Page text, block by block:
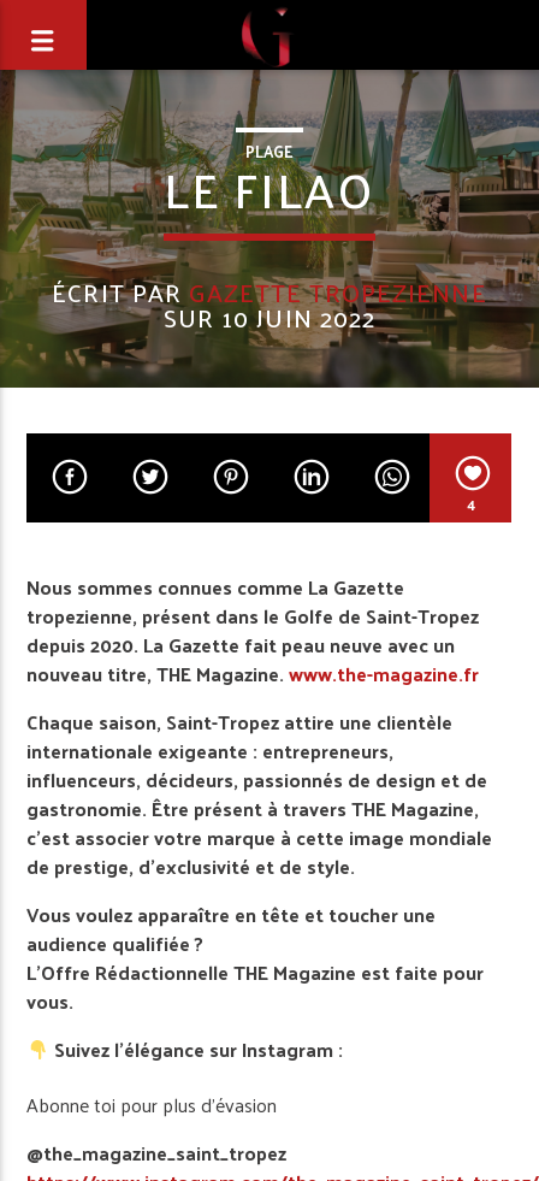
PLAGE
LE FILAO
ÉCRIT PAR GAZETTE TROPEZIENNE
SUR 10 JUIN 2022
4
Nous sommes connues comme La Gazette
tropezienne, présent dans le Golfe de Saint-Tropez
depuis 2020. La Gazette fait peau neuve avec un
nouveau titre, THE Magazine.www.the-magazine.fr
Chaque saison, Saint-Tropez attire une clientèle
internationale exigeante : entrepreneurs,
influenceurs, décideurs, passionnés de design et de
gastronomie. Être présent à travers THE Magazine,
c’est associer votre marque à cette image mondiale
de prestige, d’exclusivité et de style.
Vous voulez apparaître en tête et toucher une
audience qualifiée ?
L’Offre Rédactionnelle THE Magazine est faite pour
vous.
Suivez l’élégance sur Instagram :
Abonne toi pour plus d’évasion
@the_magazine_saint_tropez